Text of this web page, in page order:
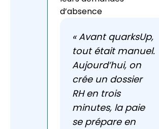
d’absence
« Avant quarksUp,
tout était manuel.
Aujourd’hui, on
crée un dossier
RH en trois
minutes, la paie
se prépare en